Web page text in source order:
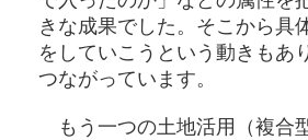
きな成果でした。そこから具
をしていこうという動きもあ
つながっています。
もう一つの土地活用（複合